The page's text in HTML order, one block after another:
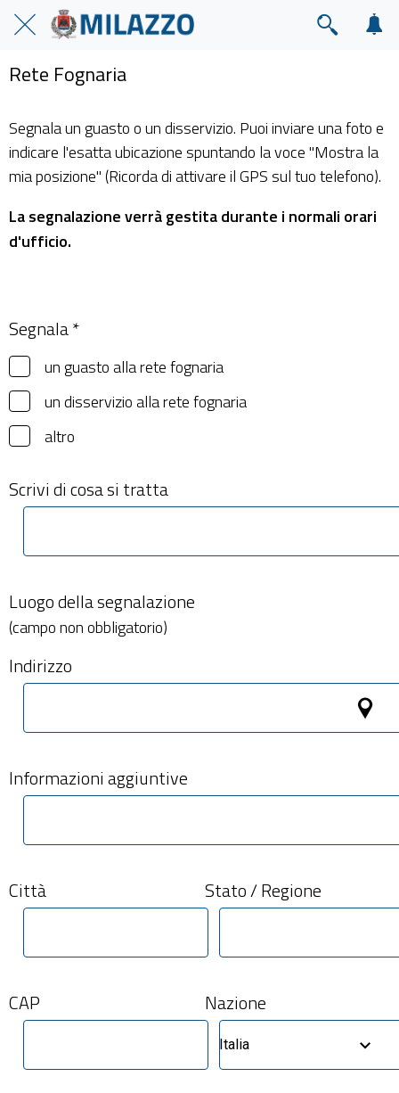
Rete Fognaria
Segnala un guasto o un disservizio. Puoi inviare una foto e
indicare l'esatta ubicazione spuntando la voce "Mostra la
mia posizione" (Ricorda di attivare il GPS sul tuo telefono).
La segnalazione verrà gestita durante i normali orari
d'ufficio.
Segnala *
un guasto alla rete fognaria
un disservizio alla rete fognaria
altro
Scrivi di cosa si tratta
Luogo della segnalazione
(campo non obbligatorio)
Indirizzo
Informazioni aggiuntive
Città Stato / Regione
CAP Nazione
Italia